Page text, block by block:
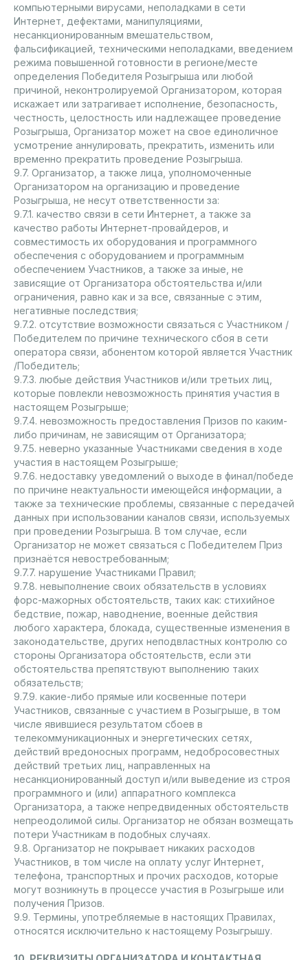
компьютерными вирусами, неполадками в сети
Интернет, дефектами, манипуляциями,
несанкционированным вмешательством,
фальсификацией, техническими неполадками, введением
режима повышенной готовности в регионе/месте
определения Победителя Розыгрыша или любой
причиной, неконтролируемой Организатором, которая
искажает или затрагивает исполнение, безопасность,
честность, целостность или надлежащее проведение
Розыгрыша, Организатор может на свое единоличное
усмотрение аннулировать, прекратить, изменить или
временно прекратить проведение Розыгрыша.
9.7. Организатор, а также лица, уполномоченные
Организатором на организацию и проведение
Розыгрыша, не несут ответственности за:
9.7.1. качество связи в сети Интернет, а также за
качество работы Интернет-провайдеров, и
совместимость их оборудования и программного
обеспечения с оборудованием и программным
обеспечением Участников, а также за иные, не
зависящие от Организатора обстоятельства и/или
ограничения, равно как и за все, связанные с этим,
негативные последствия;
9.7.2. отсутствие возможности связаться с Участником /
Победителем по причине технического сбоя в сети
оператора связи, абонентом которой является Участник
/Победитель;
9.7.3. любые действия Участников и/или третьих лиц,
которые повлекли невозможность принятия участия в
настоящем Розыгрыше;
9.7.4. невозможность предоставления Призов по каким-
либо причинам, не зависящим от Организатора;
9.7.5. неверно указанные Участниками сведения в ходе
участия в настоящем Розыгрыше;
9.7.6. недоставку уведомлений о выходе в финал/победе
по причине неактуальности имеющейся информации, а
также за технические проблемы, связанные с передачей
данных при использовании каналов связи, используемых
при проведении Розыгрыша. В том случае, если
Организатор не может связаться с Победителем Приз
признаётся невостребованным;
9.7.7. нарушение Участниками Правил;
9.7.8. невыполнение своих обязательств в условиях
форс-мажорных обстоятельств, таких как: стихийное
бедствие, пожар, наводнение, военные действия
любого характера, блокада, существенные изменения в
законодательстве, других неподвластных контролю со
стороны Организатора обстоятельств, если эти
обстоятельства препятствуют выполнению таких
обязательств;
9.7.9. какие-либо прямые или косвенные потери
Участников, связанные с участием в Розыгрыше, в том
числе явившиеся результатом сбоев в
телекоммуникационных и энергетических сетях,
действий вредоносных программ, недобросовестных
действий третьих лиц, направленных на
несанкционированный доступ и/или выведение из строя
программного и (или) аппаратного комплекса
Организатора, а также непредвиденных обстоятельств
непреодолимой силы. Организатор не обязан возмещать
потери Участникам в подобных случаях.
9.8. Организатор не покрывает никаких расходов
Участников, в том числе на оплату услуг Интернет,
телефона, транспортных и прочих расходов, которые
могут возникнуть в процессе участия в Розыгрыше или
получения Призов.
9.9. Термины, употребляемые в настоящих Правилах,
относятся исключительно к настоящему Розыгрышу.